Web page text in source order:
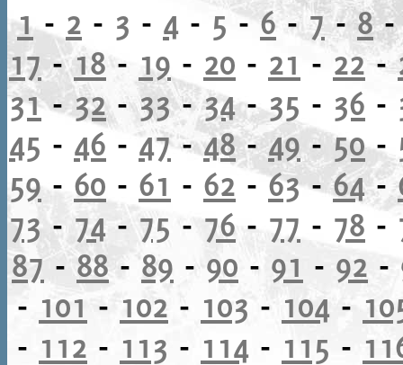
1- 2 - 3 - 4 - 5-6-7-8
17-18- 19 - 20 - 21 - 22-
31-32-33-34-35 - 36 -
45 - 46 - 47-48-49 -50-
59- 60 - 61 - 62 -63-64-
73-74 - 75 - 76 - 77 - 78 -
87 -88-89 - 90 - 91 - 92 -
- 101 - 102 - 103 - 104 -
- 112 - 113 - 114 - 115 -